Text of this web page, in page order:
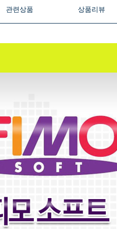
관련상품 상품리뷰